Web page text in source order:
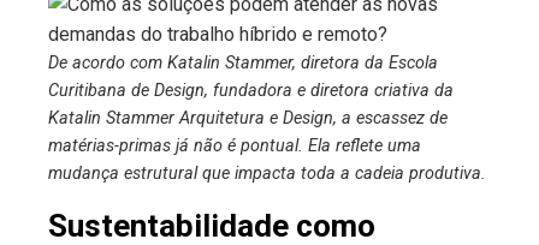
De acordo com Katalin Stammer, diretora da Escola
Curitibana de Design, fundadora e diretora criativa da
Katalin Stammer Arquitetura e Design, a escassez de
matérias-primas já não é pontual. Ela reflete uma
mudança estrutural que impacta toda a cadeia produtiva.
Sustentabilidade como